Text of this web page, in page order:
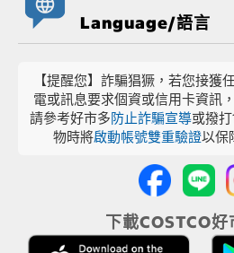
Language/語言
【提醒您】詐騙猖獗，若您接獲
電或訊息要求個資或信用卡資訊
請參考好市多防止詐騙宣導或撥
物時將啟動帳號雙重驗證以保
下載COSTCO